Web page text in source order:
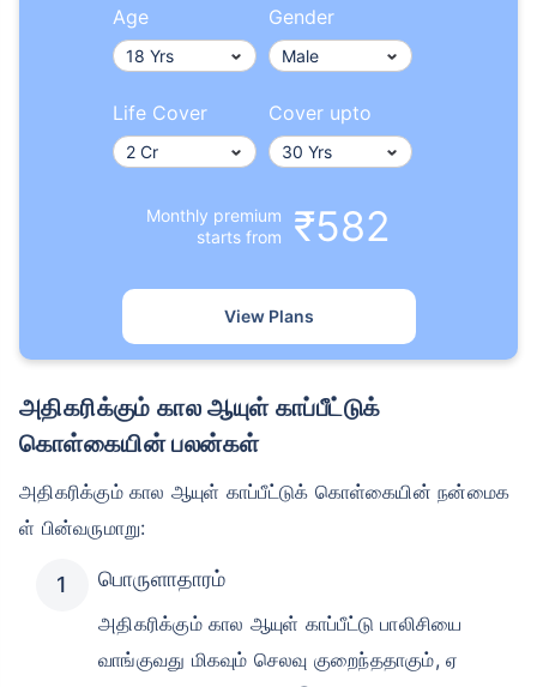
Age Gender
Life Cover Cover upto
Monthly premium
starts from
₹582
View Plans
அதிகரிக்கும் கால ஆயுள் காப்பீட்டுக்
கொள்கையின் பலன்கள்
அதிகரிக்கும் கால ஆயுள் காப்பீட்டுக் கொள்கையின் நன்மைக
ள் பின்வருமாறு:
பொருளாதாரம்
அதிகரிக்கும் கால ஆயுள் காப்பீட்டு பாலிசியை
வாங்குவது மிகவும் செலவு குறைந்ததாகும், ஏ
வயது டேர்ம் இன்சூரன்ஸ் பிரீமியங்களை
எவ்வாறு
24 வயது
₹ 434/மாதம்
44 வயது